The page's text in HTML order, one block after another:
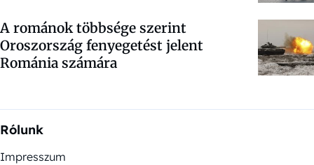
A románok többsége szerint
Oroszország fenyegetést jelent
Románia számára
Rólunk
Impresszum